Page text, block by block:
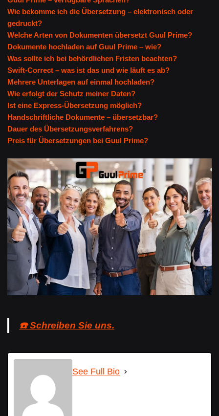
Wie bekomme ich die Übersetzung – elektronisch oder
gedruckt?
Welche Arten von Dokumenten übersetzt Guul Prime?
Dokumente hochladen auf Guul Prime – wie?
Was sollte ich bei behördlichen Fristen beachten?
Swift-Correct – was ist das und wie läuft es ab?
Mehrere Unterlagen auf einmal hochladen?
Wie erfolgt der Schutz meiner Daten?
Ist eine Express-Übersetzung möglich?
Handschriftliche Dokumente – übersetzbar?
Dauer des Übersetzungsverfahrens?
Preis für Übersetzungen bei Guul Prime?
☎️ Schreiben Sie uns.
See Full Bio